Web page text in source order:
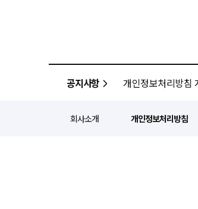
공지사항 개인정보처리방침
회사소개 개인정보처리방침